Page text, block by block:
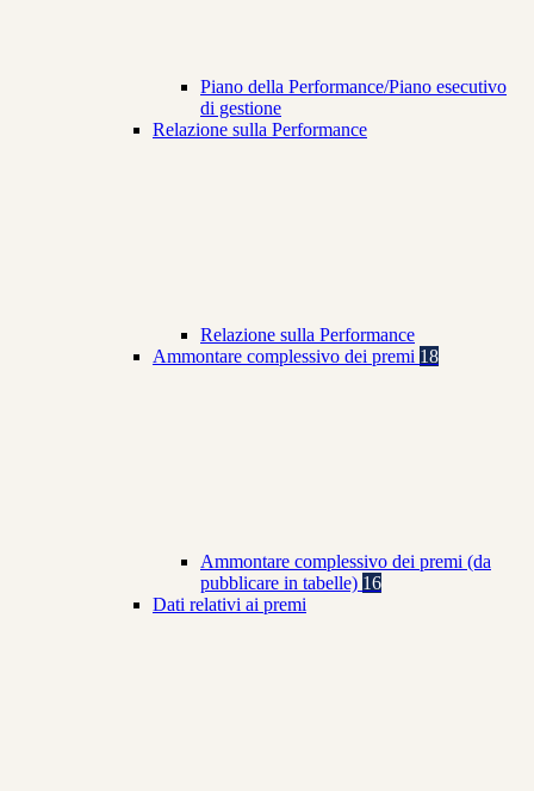
Piano della Performance/Piano esecutivo
di gestione
Relazione sulla Performance
Relazione sulla Performance
Ammontare complessivo dei premi 18
Ammontare complessivo dei premi (da
pubblicare in tabelle) 16
Dati relativi ai premi